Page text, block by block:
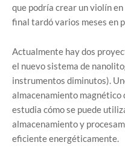
que podría crear un violín
final tardó varios meses en
Actualmente hay dos
el nuevo sistema de
instrumentos diminutos).
almacenamiento magnético
estudia cómo se puede
almacenamiento y
eficiente energéticamente.